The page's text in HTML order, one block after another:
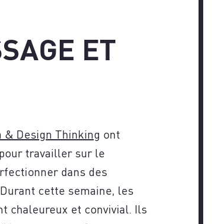
ET
& Design Thinking ont
travailler sur le
dans des
cette semaine, les
chaleureux et convivial. Ils